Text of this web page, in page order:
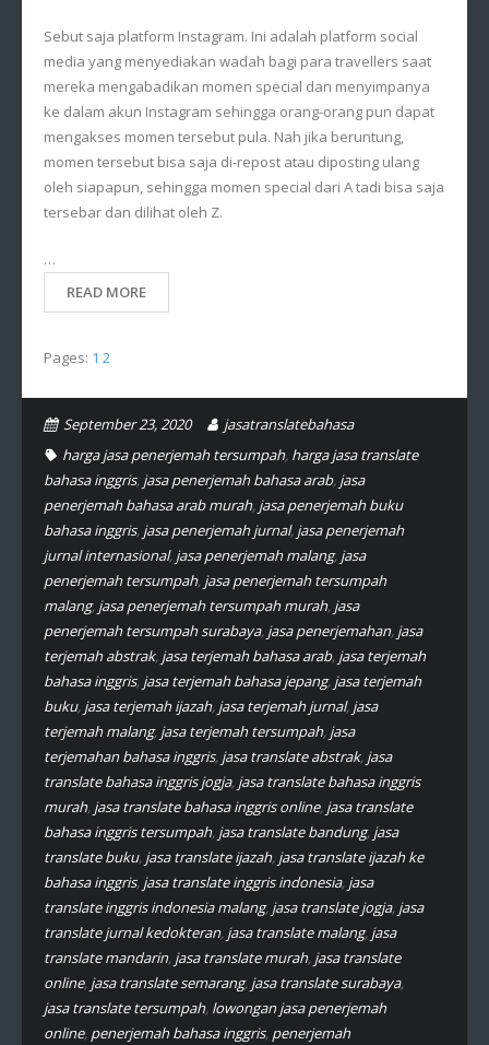
Sebut saja platform Instagram. Ini adalah platform social
media yang menyediakan wadah bagi para travellers saat
mereka mengabadikan momen special dan menyimpanya
ke dalam akun Instagram sehingga orang-orang pun dapat
mengakses momen tersebut pula. Nah jika beruntung,
momen tersebut bisa saja di-repost atau diposting ulang
oleh siapapun, sehingga momen special dari A tadi bisa saja
tersebar dan dilihat oleh Z.
…
READ MORE
Pages: 1 2
September 23, 2020
jasatranslatebahasa
harga jasa penerjemah tersumpah, harga jasa translate
bahasa inggris, jasa penerjemah bahasa arab, jasa
penerjemah bahasa arab murah, jasa penerjemah buku
bahasa inggris, jasa penerjemah jurnal, jasa penerjemah
jurnal internasional, jasa penerjemah malang, jasa
penerjemah tersumpah, jasa penerjemah tersumpah
malang, jasa penerjemah tersumpah murah, jasa
penerjemah tersumpah surabaya, jasa penerjemahan, jasa
terjemah abstrak, jasa terjemah bahasa arab, jasa terjemah
bahasa inggris, jasa terjemah bahasa jepang, jasa terjemah
buku, jasa terjemah ijazah, jasa terjemah jurnal, jasa
terjemah malang, jasa terjemah tersumpah, jasa
terjemahan bahasa inggris, jasa translate abstrak, jasa
translate bahasa inggris jogja, jasa translate bahasa inggris
murah, jasa translate bahasa inggris online, jasa translate
bahasa inggris tersumpah, jasa translate bandung, jasa
translate buku, jasa translate ijazah, jasa translate ijazah ke
bahasa inggris, jasa translate inggris indonesia, jasa
translate inggris indonesia malang, jasa translate jogja, jasa
translate jurnal kedokteran, jasa translate malang, jasa
translate mandarin, jasa translate murah, jasa translate
online, jasa translate semarang, jasa translate surabaya,
jasa translate tersumpah, lowongan jasa penerjemah
online, penerjemah bahasa inggris, penerjemah